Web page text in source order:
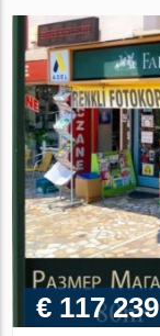
€ 117 239